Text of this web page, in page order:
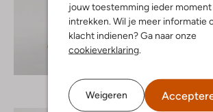
jouw toestemming ieder moment
intrekken. Wil je meer informatie
klacht indienen? Ga naar onze
cookieverklaring
Weigeren